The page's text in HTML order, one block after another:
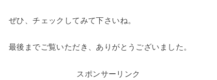
ぜひ、チェックしてみて下さいね。
最後までご覧いただき、ありがとうございました。
スポンサーリンク